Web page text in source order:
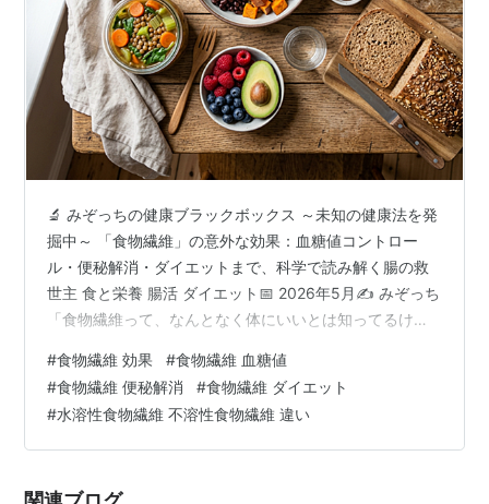
🔬 みぞっちの健康ブラックボックス ～未知の健康法を発
掘中～ 「食物繊維」の意外な効果：血糖値コントロー
ル・便秘解消・ダイエットまで、科学で読み解く腸の救
世主 食と栄養 腸活 ダイエット📅 2026年5月✍️ みぞっち
「食物繊維って、なんとなく体にいいとは知ってるけ
ではないでしょうか？実は食物繊維は、単なる"お通じの
味方"にとどまりません。血糖値を安定させ、脂肪をため
込みにくくし、腸内環境を整えて免疫まで底上げする、
知られざるスーパー栄養素なんです。この記事では、食
#食物繊維 効果 #食物繊維 血糖値
#食物繊維 便秘解消 #食物繊維 ダイエット
#水溶性食物繊維 不溶性食物繊維 違い